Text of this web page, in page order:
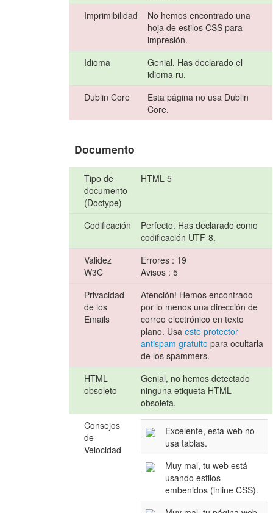
Imprimibilidad
No hemos encontrado una
hoja de estilos CSS para
impresión.
Idioma
Genial. Has declarado el
idioma ru.
Dublin Core
Esta página no usa Dublin
Core.
Documento
Tipo de
documento
(Doctype)
HTML 5
Codificación
Perfecto. Has declarado como
codificación UTF-8.
Validez
W3C
Errores : 19
Avisos : 5
Privacidad
de los
Emails
Atención! Hemos encontrado
por lo menos una dirección de
correo electrónico en texto
plano. Usaeste protector
antispam gratuito para ocultarla
de los spammers.
HTML
obsoleto
Genial, no hemos detectado
ninguna etiqueta HTML
obsoleta.
Consejos
de
Velocidad
Excelente, esta web no
usa tablas.
Muy mal, tu web está
usando estilos
embenidos (inline CSS).